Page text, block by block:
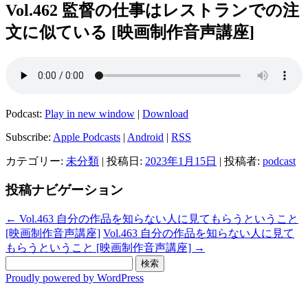
Vol.462 監督の仕事はレストランでの注
文に似ている [映画制作音声講座]
Podcast: Play in new window | Download
Subscribe: Apple Podcasts | Android | RSS
カテゴリー: 未分類 | 投稿日: 2023年1月15日 | 投稿者: podcast
投稿ナビゲーション
← Vol.463 自分の作品を知らない人に見てもらうということ
[映画制作音声講座] Vol.463 自分の作品を知らない人に見て
もらうということ [映画制作音声講座] →
索:
Proudly powered by WordPress